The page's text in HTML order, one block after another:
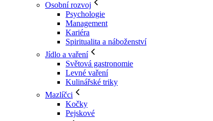
Osobní rozvoj
Psychologie
Management
Kariéra
Spiritualita a náboženství
Jídlo a vaření
Světová gastronomie
Levné vaření
Kulinářské triky
Mazlíčci
Kočky
Pejskové